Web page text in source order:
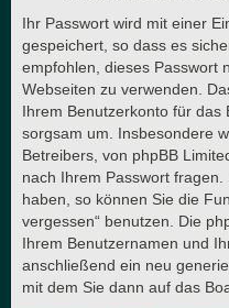
Ihr Passwort wird mit einer
gespeichert, so dass es
empfohlen, dieses Passwort
Webseiten zu verwenden.
Ihrem Benutzerkonto für das
sorgsam um. Insbesondere
Betreibers, von phpBB
nach Ihrem Passwort
haben, so können Sie die
vergessen“ benutzen. Die
Ihrem Benutzernamen und
anschließend ein neu
mit dem Sie dann auf das